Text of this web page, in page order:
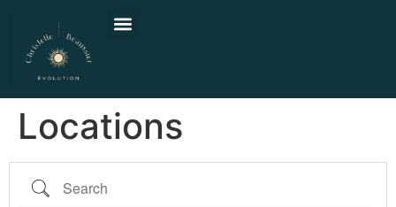
Locations